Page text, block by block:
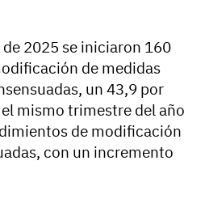
2025 se iniciaron 160
de medidas
un 43,9 por
mismo trimestre del año
de modificación
con un incremento